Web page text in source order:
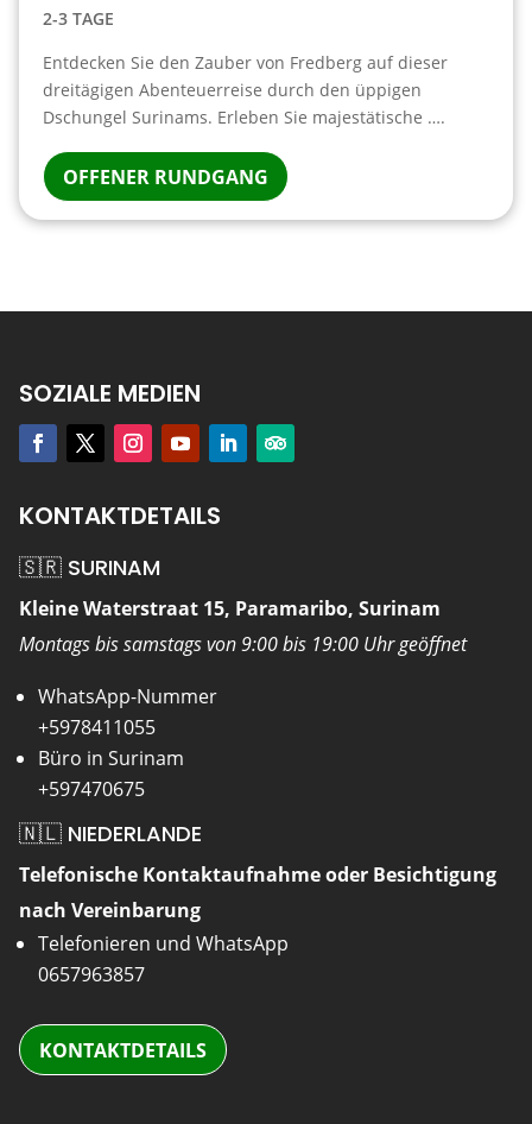
2-3 TAGE
Entdecken Sie den Zauber von Fredberg auf dieser
dreitägigen Abenteuerreise durch den üppigen
Dschungel Surinams. Erleben Sie majestätische ….
OFFENER RUNDGANG
SOZIALE MEDIEN
KONTAKTDETAILS
🇸🇷 SURINAM
Kleine Waterstraat 15, Paramaribo, Surinam
Montags bis samstags von 9:00 bis 19:00 Uhr geöffnet
WhatsApp-Nummer
+5978411055
Büro in Surinam
+597470675
🇳🇱 NIEDERLANDE
Telefonische Kontaktaufnahme oder Besichtigung
nach Vereinbarung
Telefonieren und WhatsApp
0657963857
KONTAKTDETAILS